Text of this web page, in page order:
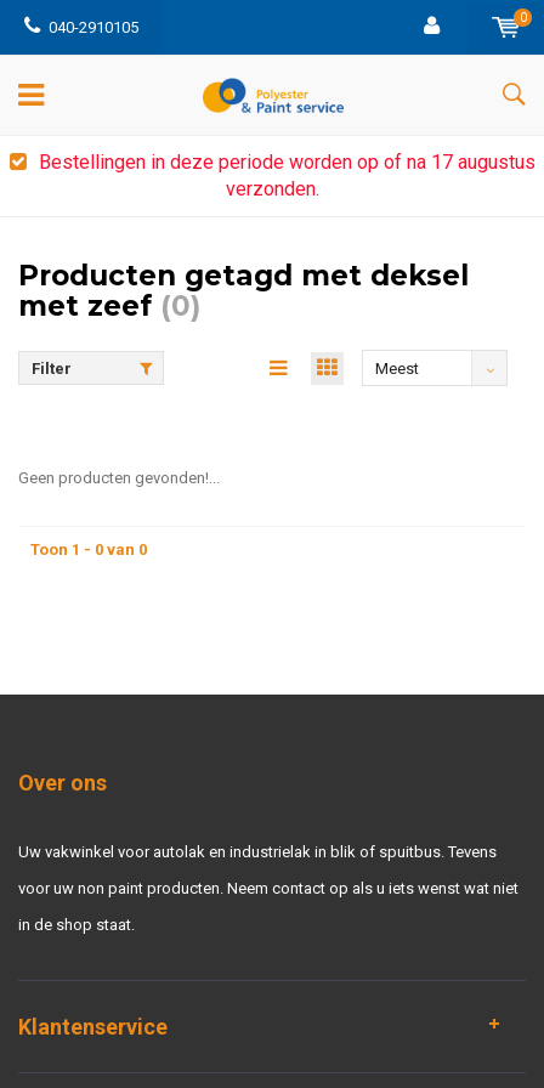
040-2910105
0
Bestellingen in deze periode worden op of na 17 augustus
verzonden.
Producten getagd met deksel
met zeef (0)
Filter
Meest
Geen producten gevonden!...
Toon 1 - 0 van 0
Over ons
Uw vakwinkel voor autolak en industrielak in blik of spuitbus. Tevens
voor uw non paint producten. Neem contact op als u iets wenst wat niet
in de shop staat.
Klantenservice